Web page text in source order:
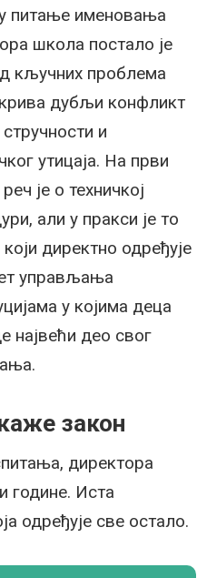
питање именовања
школа постало је
кључних проблема
дубљи конфликт
и
утицаја. На први
је о техничкој
али у пракси је то
директно одређује
управљања
у којима деца
највећи део свог
закон
директора
године. Иста
одређује све остало.